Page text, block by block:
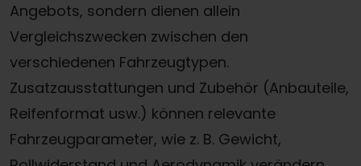
Angebots, sondern dienen allein
Vergleichszwecken zwischen den
verschiedenen Fahrzeugtypen.
Zusatzausstattungen und Zubehör (Anbauteile,
Reifenformat usw.) können relevante
Fahrzeugparameter, wie z. B. Gewicht,